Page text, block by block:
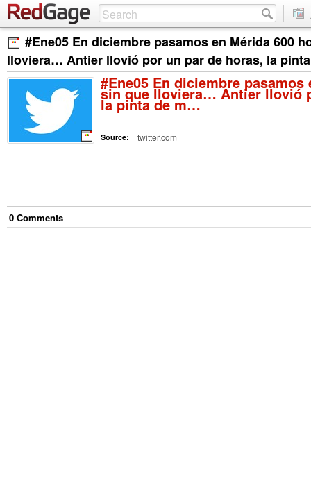
#Ene05 En diciembre pasamos en Mérida 600
lloviera… Antier llovió por un par de horas, la
#Ene05 En diciembre pasamos
sin que lloviera… Antier llovió
la pinta de m…
Source: twitter.com
0 Comments